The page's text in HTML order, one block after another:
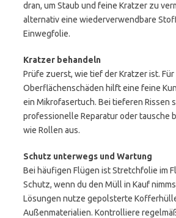
dran, um Staub und feine Kratzer zu
alternativ eine wiederverwendbare
Einwegfolie.
Kratzer behandeln
Prüfe zuerst, wie tief der Kratzer ist.
Oberflächenschäden hilft eine feine
ein Mikrofasertuch. Bei tieferen Rissen
professionelle Reparatur oder tausche
wie Rollen aus.
Schutz unterwegs und Wartung
Bei häufigen Flügen ist Stretchfolie im
Schutz, wenn du den Müll in Kauf
Lösungen nutze gepolsterte
Außenmaterialien. Kontrolliere